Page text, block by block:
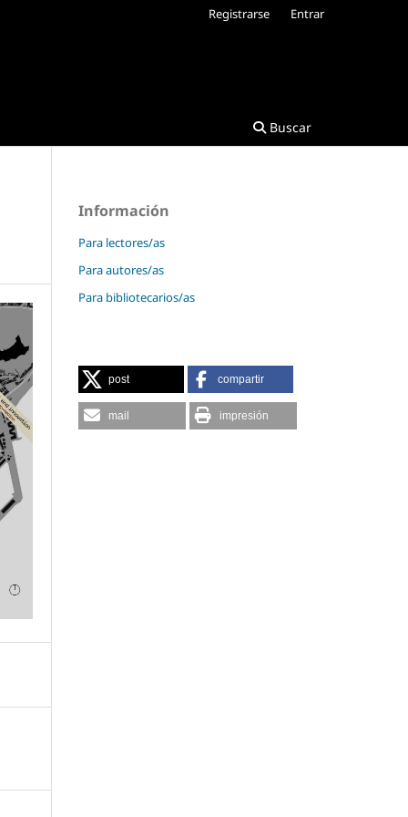
Buscar
Registrarse Entrar
Información
Para lectores/as
Para autores/as
Para bibliotecarios/as
post compartir
mail impresión